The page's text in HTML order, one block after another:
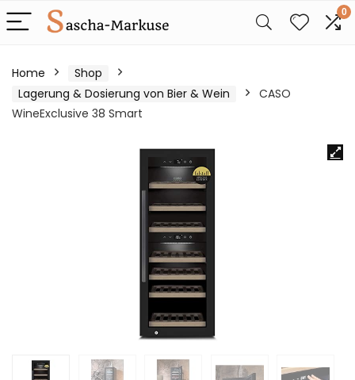
0
Home
Shop
Lagerung & Dosierung von Bier & Wein
CASO
WineExclusive 38 Smart